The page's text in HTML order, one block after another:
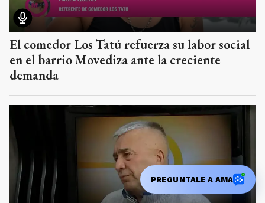
El comedor Los Tatú refuerza su labor social
en el barrio Movediza ante la creciente
demanda
PREGUNTALE A AMA